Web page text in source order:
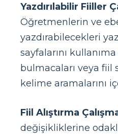
Yazdırılabilir Fiiller
Öğretmenlerin ve
yazdırabilecekleri
sayfalarını
bulmacaları veya fiil
kelime aramalarını
Fiil Alıştırma
değişikliklerine